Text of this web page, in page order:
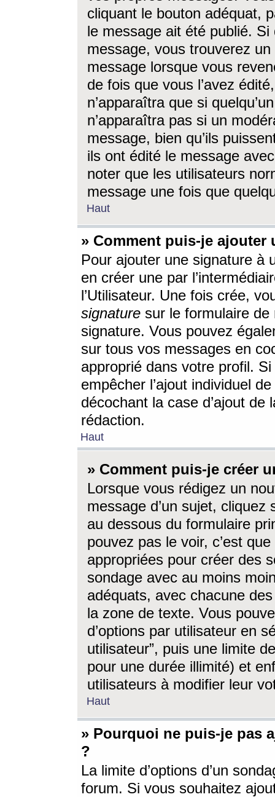
cliquant le bouton adéquat,
le message ait été publié. Si
message, vous trouverez
message lorsque vous
de fois que vous l’avez
n’apparaîtra que si
n’apparaîtra pas si un
message, bien qu’ils
ils ont édité le message
noter que les utilisateurs
message une fois que
Haut
» Comment puis-je ajouter
Pour ajouter une signature à
en créer une par
l’Utilisateur. Une fois crée,
signature sur le formulaire de
signature. Vous pouvez
sur tous vos messages en
approprié dans votre profil.
empêcher l’ajout individuel
décochant la case d’ajout
rédaction.
Haut
» Comment puis-je créer
Lorsque vous rédigez un
message d’un sujet, cliquez
au dessous du formulaire
pouvez pas le voir, c’est
appropriées pour créer des
sondage avec au moins
adéquats, avec chacune
la zone de texte. Vous
d’options par utilisateur en
utilisateur”, puis une limite
pour une durée illimité) et
utilisateurs à modifier leur
Haut
» Pourquoi ne puis-je pas
?
La limite d’options d’un
forum. Si vous souhaitez